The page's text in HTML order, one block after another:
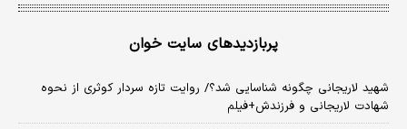
پربازدیدهای سایت خوان
شهید لاریجانی چگونه شناسایی شد؟/ روایت تازه سردار کوثری از نحوه
شهادت لاریجانی و فرزندش+فیلم